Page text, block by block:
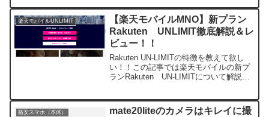
すので、下記を参考にしとお気に入りの1
台を見つけてください...
楽天モバイルUNLIMIT
【楽天モバイルMNO】新プラン
Rakuten UNLIMIT徹底解説＆レ
ビュー！！
Rakuten UN-LIMITの特徴を教えて欲し
い！！この記事では楽天モバイルの新プ
ランRakuten UN-LIMITについて解説し
ご確認ください。Rak...
格安スマホ（本体）
mate20liteのカメラはキレイに撮